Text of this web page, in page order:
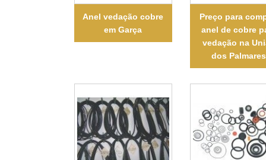
Anel vedação cobre
em Garça
Preço para
anel de cobre
vedação na
dos Palmares